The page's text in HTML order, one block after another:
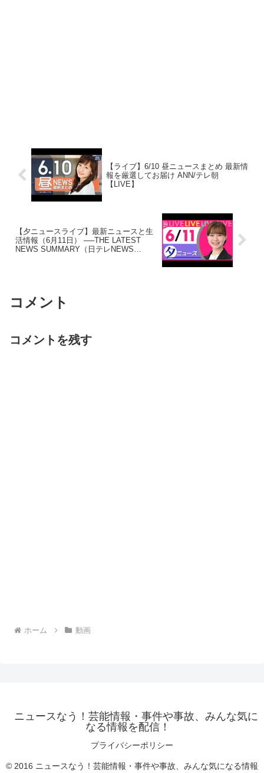
【ライブ】6/10 昼ニュースまとめ 最新情
報を厳選してお届け ANN/テレ朝
【LIVE】
【夕ニュースライブ】最新ニュースと生
活情報（6月11日） ──THE LATEST
NEWS SUMMARY（日テレNEWS
コメント
コメントを残す
ホーム 動画
ニュースなう！芸能情報・事件や事故、みんな気に
なる情報を配信！
プライバシーポリシー
© 2016 ニュースなう！芸能情報・事件や事故、みんな気になる情報